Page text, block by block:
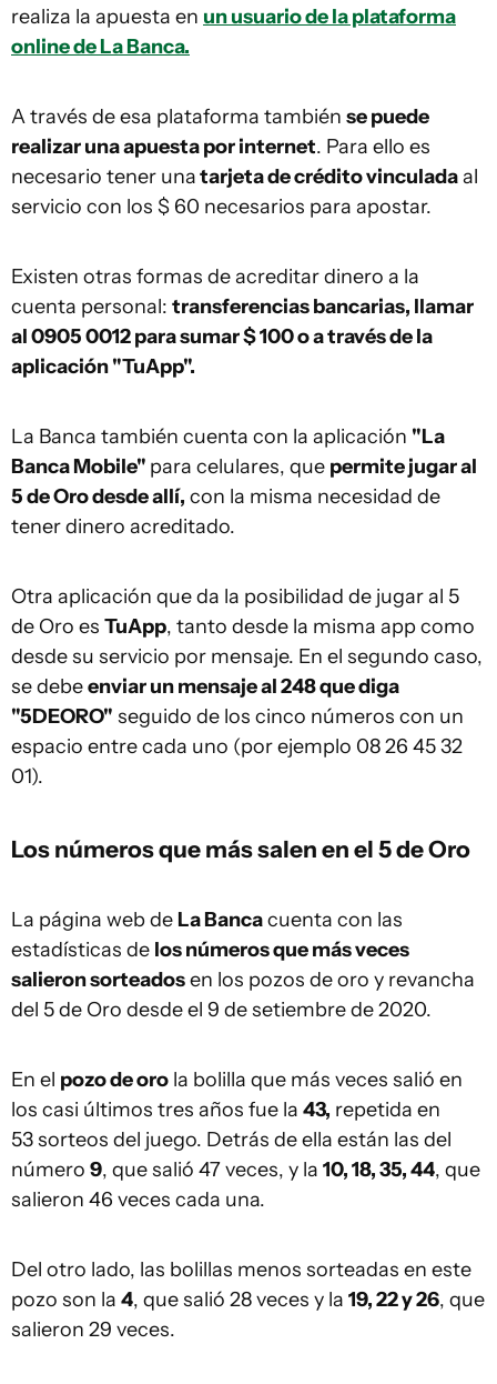
realiza la apuesta en un usuario de la plataforma
online de La Banca.
A través de esa plataforma también se puede
realizar una apuesta por internet. Para ello es
necesario tener unatarjeta de crédito vinculadaal
servicio con los $ 60 necesarios para apostar.
Existen otras formas de acreditar dinero a la
cuenta personal: transferencias bancarias, llamar
al 0905 0012 para sumar $ 100 o a través de la
aplicación "TuApp".
La Banca también cuenta con la aplicación "La
Banca Mobile" para celulares, que permite jugar al
5 de Oro desde allí, con la misma necesidad de
tener dinero acreditado.
Otra aplicación que da la posibilidad de jugar al 5
de Oro es TuApp, tanto desde la misma app como
desde su servicio por mensaje. En el segundo caso,
se debeenviar un mensaje al 248 que diga
"5DEORO" seguido de los cinco números con un
espacio entre cada uno (por ejemplo 08 26 45 32
01).
Los números que más salen en el 5 de Oro
La página web de La Bancacuenta con las
estadísticas de los números que más veces
salieron sorteadosen los pozos de oro y revancha
del 5 de Oro desde el 9 de setiembre de 2020.
En el pozo de oro la bolilla que más veces salió en
los casi últimos tres años fue la 43, repetida en
53 sorteos del juego. Detrás de ella están las del
número 9, que salió 47 veces, y la 10, 18, 35, 44, que
salieron 46 veces cada una.
Del otro lado, las bolillas menos sorteadas en este
pozo son la 4, que salió 28 veces y la 19, 22 y 26, que
salieron 29 veces.